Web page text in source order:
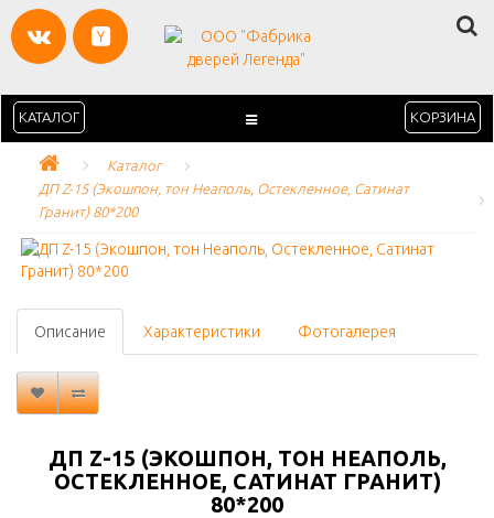
КАТАЛОГ КОРЗИНА
Каталог
ДП Z-15 (Экошпон, тон Неаполь, Остекленное, Сатинат
Гранит) 80*200
Описание Характеристики Фотогалерея
ДП Z-15 (ЭКОШПОН, ТОН НЕАПОЛЬ,
ОСТЕКЛЕННОЕ, САТИНАТ ГРАНИТ)
80*200